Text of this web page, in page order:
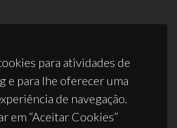
para atividades de
e para lhe oferecer uma
de navegação.
em “Aceitar Cookies”
Santiago